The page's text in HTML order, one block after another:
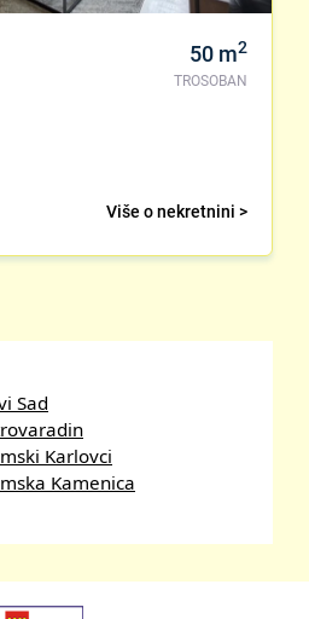
50 m2
TROSOBAN
Više o nekretnini >
Sad
Karlovci
Kamenica